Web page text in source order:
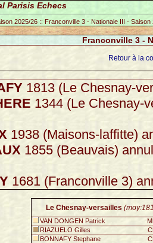
Parisis Echecs
2025/26 :: Franconville 3 - Nationale III - Saison
Franconville 3 -
Retour à la
1813 (Le Chesnay-
1344 (Le Chesnay-
1938 (Maisons-laffitte)
1855 (Beauvais)
1681 (Franconville 3)
Le Chesnay-versailles
VAN DONGEN Patrick
RIAZUELO Gilles
BONNAFY Stephane